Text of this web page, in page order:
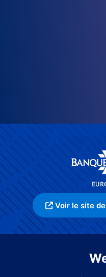
Voir le site